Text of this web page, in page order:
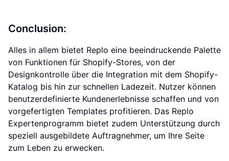
Conclusion:
Alles in allem bietet Replo eine beeindruckende Palette
von Funktionen für Shopify-Stores, von der
Designkontrolle über die Integration mit dem Shopify-
Katalog bis hin zur schnellen Ladezeit. Nutzer können
benutzerdefinierte Kundenerlebnisse schaffen und von
vorgefertigten Templates profitieren. Das Replo
Expertenprogramm bietet zudem Unterstützung durch
speziell ausgebildete Auftragnehmer, um Ihre Seite
zum Leben zu erwecken.